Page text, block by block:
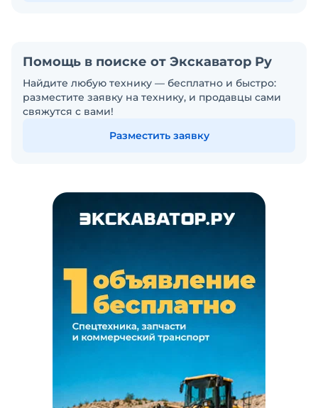
Помощь в поиске от Экскаватор Ру
Найдите любую технику — бесплатно и быстро:
разместите заявку на технику, и продавцы сами
свяжутся с вами!
Разместить заявку